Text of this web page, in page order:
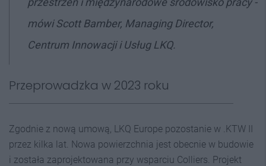
mówi Scott Bamber, Managing Director,
Centrum Innowacji i Usług LKQ.
Przeprowadzka w 2023 roku
Zgodnie z nową umową, LKQ Europe pozostanie w .KTW II
przez kilka lat. Nowa powierzchnia jest obecnie w budowie
i została zaprojektowana przy wsparciu Colliers. Projekt